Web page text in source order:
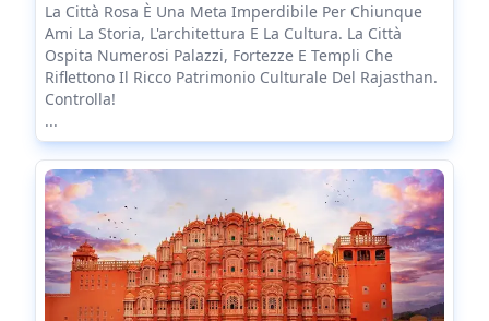
La Città Rosa È Una Meta Imperdibile Per Chiunque
Ami La Storia, L'architettura E La Cultura. La Città
Ospita Numerosi Palazzi, Fortezze E Templi Che
Riflettono Il Ricco Patrimonio Culturale Del Rajasthan.
Controlla!
...